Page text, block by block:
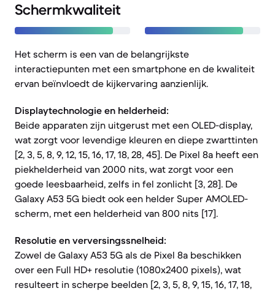
Schermkwaliteit
Het scherm is een van de belangrijkste
interactiepunten met een smartphone en de kwaliteit
ervan beïnvloedt de kijkervaring aanzienlijk.
Displaytechnologie en helderheid:
Beide apparaten zijn uitgerust met een OLED-display,
wat zorgt voor levendige kleuren en diepe zwarttinten
[2, 3, 5, 8, 9, 12, 15, 16, 17, 18, 28, 45]. De Pixel 8a heeft een
piekhelderheid van 2000 nits, wat zorgt voor een
goede leesbaarheid, zelfs in fel zonlicht [3, 28]. De
Galaxy A53 5G biedt ook een helder Super AMOLED-
scherm, met een helderheid van 800 nits [17].
Resolutie en verversingssnelheid:
Zowel de Galaxy A53 5G als de Pixel 8a beschikken
over een Full HD+ resolutie (1080x2400 pixels), wat
resulteert in scherpe beelden [2, 3, 5, 8, 9, 15, 16, 17, 18,